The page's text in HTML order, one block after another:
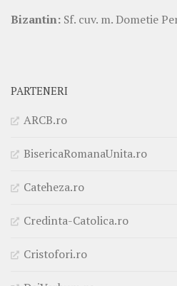
Bizantin: Sf. cuv. m. Dometie
PARTENERI
ARCB.ro
BisericaRomanaUnita.ro
Cateheza.ro
Credinta-Catolica.ro
Cristofori.ro